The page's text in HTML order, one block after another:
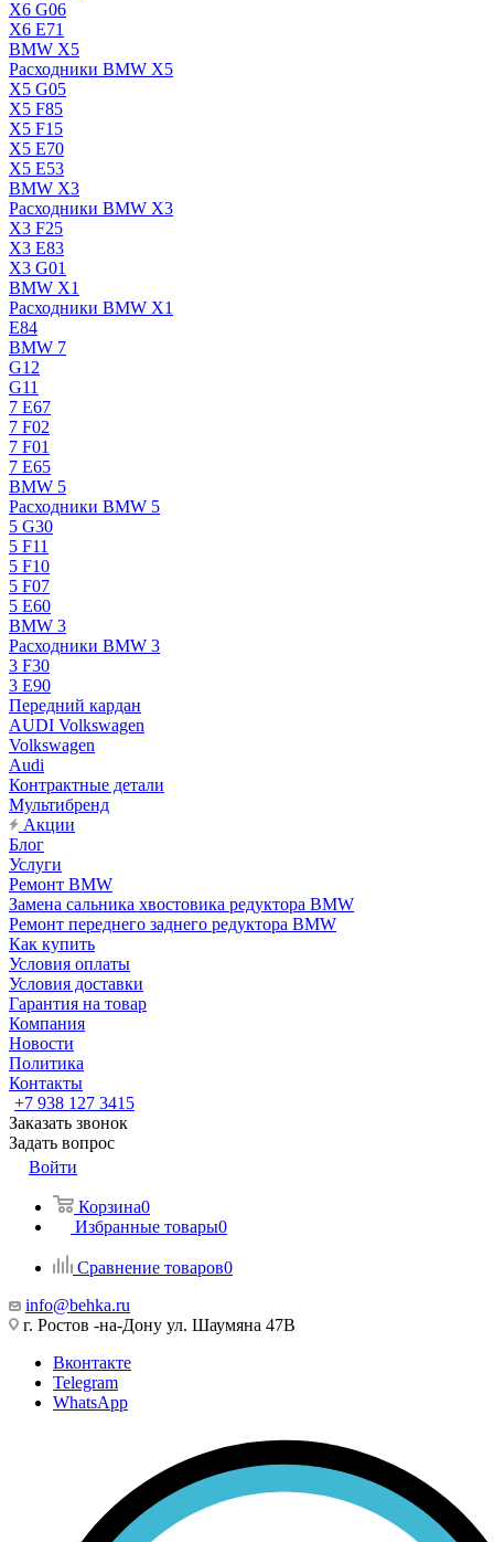
X6 G06
X6 E71
BMW X5
Расходники BMW X5
X5 G05
X5 F85
X5 F15
X5 E70
X5 E53
BMW X3
Расходники BMW X3
X3 F25
X3 E83
X3 G01
BMW X1
Расходники BMW X1
E84
BMW 7
G12
G11
7 Е67
7 F02
7 F01
7 E65
BMW 5
Расходники BMW 5
5 G30
5 F11
5 F10
5 F07
5 E60
BMW 3
Расходники BMW 3
3 F30
3 E90
Передний кардан
AUDI Volkswagen
Volkswagen
Audi
Контрактные детали
Мультибренд
Акции
Блог
Услуги
Ремонт BMW
Замена сальника хвостовика редуктора BMW
Ремонт переднего заднего редуктора BMW
Как купить
Условия оплаты
Условия доставки
Гарантия на товар
Компания
Новости
Политика
Контакты
+7 938 127 3415
Заказать звонок
Задать вопрос
Войти
Корзина0
Избранные товары0
Сравнение товаров0
info@behka.ru
г. Ростов -на-Дону ул. Шаумяна 47В
Вконтакте
Telegram
WhatsApp